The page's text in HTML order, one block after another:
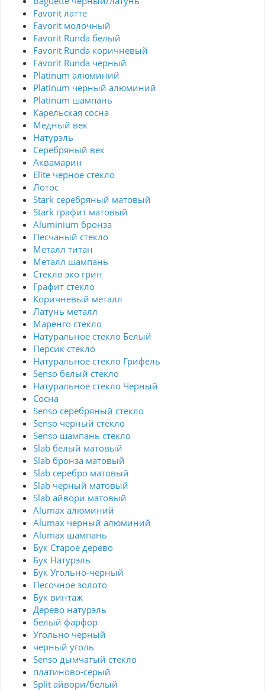
Favorit латте
Favorit молочный
Favorit Runda белый
Favorit Runda коричневый
Favorit Runda черный
Platinum алюминий
Platinum черный алюминий
Platinum шампань
Карельская сосна
Медный век
Натурэль
Серебряный век
Аквамарин
Elite черное стекло
Лотос
Stark серебряный матовый
Stark графит матовый
Aluminium бронза
Песчаный стекло
Металл титан
Металл шампань
Стекло эко грин
Графит стекло
Коричневый металл
Латунь металл
Маренго стекло
Натуральное стекло Белый
Персик стекло
Натуральное стекло Грифель
Senso белый стекло
Натуральное стекло Черный
Сосна
Senso серебряный стекло
Senso черный стекло
Senso шампань стекло
Slab белый матовый
Slab бронза матовый
Slab серебро матовый
Slab черный матовый
Slab айвори матовый
Alumax алюминий
Alumax черный алюминий
Alumax шампань
Бук Старое дерево
Бук Натурэль
Бук Угольно-черный
Песочное золото
Бук винтаж
Дерево натурэль
белый фарфор
Угольно черный
черный уголь
Senso дымчатый стекло
платиново-серый
Split айвори/белый